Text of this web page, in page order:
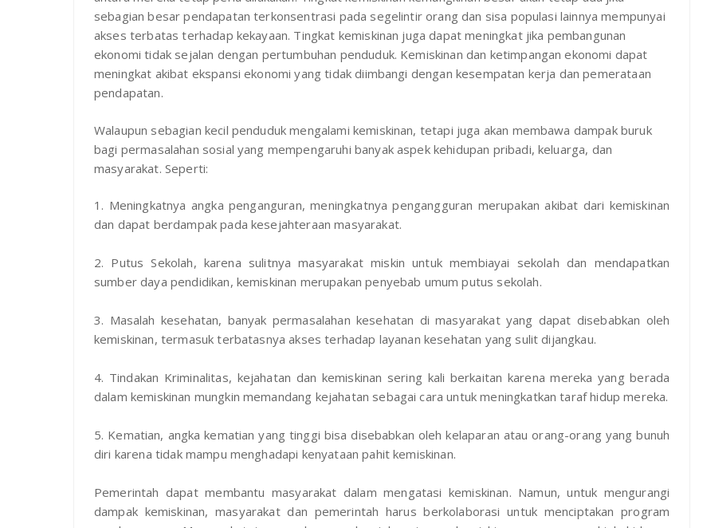
sebagian besar pendapatan terkonsentrasi pada segelintir orang dan sisa populasi lainnya mempunyai
akses terbatas terhadap kekayaan. Tingkat kemiskinan juga dapat meningkat jika pembangunan
ekonomi tidak sejalan dengan pertumbuhan penduduk. Kemiskinan dan ketimpangan ekonomi dapat
meningkat akibat ekspansi ekonomi yang tidak diimbangi dengan kesempatan kerja dan pemerataan
pendapatan.
Walaupun sebagian kecil penduduk mengalami kemiskinan, tetapi juga akan membawa dampak buruk
bagi permasalahan sosial yang mempengaruhi banyak aspek kehidupan pribadi, keluarga, dan
masyarakat. Seperti:
1. Meningkatnya angka penganguran, meningkatnya pengangguran merupakan akibat dari kemiskinan
dan dapat berdampak pada kesejahteraan masyarakat.
2. Putus Sekolah, karena sulitnya masyarakat miskin untuk membiayai sekolah dan mendapatkan
sumber daya pendidikan, kemiskinan merupakan penyebab umum putus sekolah.
3. Masalah kesehatan, banyak permasalahan kesehatan di masyarakat yang dapat disebabkan oleh
kemiskinan, termasuk terbatasnya akses terhadap layanan kesehatan yang sulit dijangkau.
4. Tindakan Kriminalitas, kejahatan dan kemiskinan sering kali berkaitan karena mereka yang berada
dalam kemiskinan mungkin memandang kejahatan sebagai cara untuk meningkatkan taraf hidup mereka.
5. Kematian, angka kematian yang tinggi bisa disebabkan oleh kelaparan atau orang-orang yang bunuh
diri karena tidak mampu menghadapi kenyataan pahit kemiskinan.
Pemerintah dapat membantu masyarakat dalam mengatasi kemiskinan. Namun, untuk mengurangi
dampak kemiskinan, masyarakat dan pemerintah harus berkolaborasi untuk menciptakan program